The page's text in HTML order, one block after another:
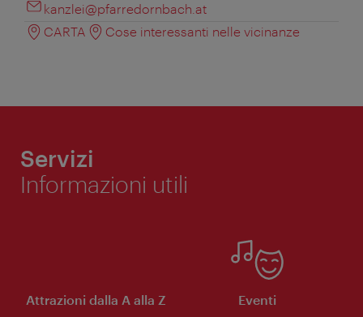
kanzlei@pfarredornbach.at
CARTA
Cose interessanti nelle vicinanze
Servizi
Informazioni utili
Attrazioni dalla A alla Z Eventi